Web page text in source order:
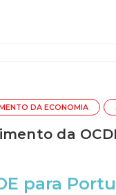
DA ECONOMIA
da
para